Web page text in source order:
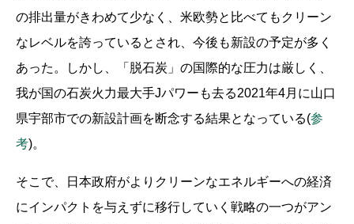
の排出量がきわめて少なく、米欧勢と比べてもクリーン
なレベルを誇っているとされ、今後も新設の予定が多く
あった。しかし、「脱石炭」の国際的な圧力は厳しく、
我が国の石炭火力最大手Jパワーも去る2021年4月に山口
県宇部市での新設計画を断念する結果となっている(参
考)。
そこで、日本政府がよりクリーンなエネルギーへの経済
にインパクトを与えずに移行していく戦略の一つがアン